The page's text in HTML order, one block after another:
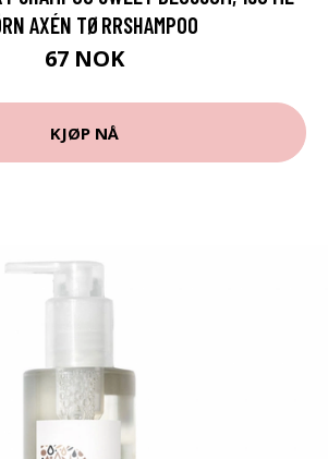
AXÉN TØRRSHAMPOO
67 NOK
KJØP NÅ